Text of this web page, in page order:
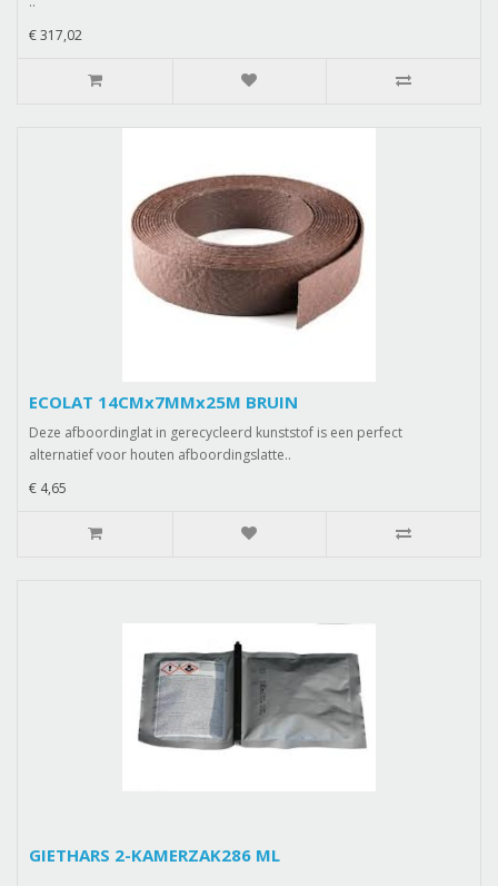
€ 317,02
ECOLAT 14CMx7MMx25M BRUIN
Deze afboordinglat in gerecycleerd kunststof is een perfect
alternatief voor houten afboordingslatte..
€ 4,65
GIETHARS 2-KAMERZAK286 ML